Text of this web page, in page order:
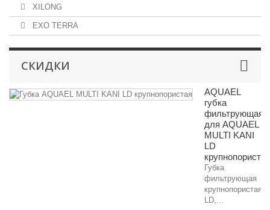
XILONG
EXO TERRA
СКИДКИ
AQUAEL
губка
фильтрующая
для AQUAEL
MULTI KANI
LD
крупнопористая
Губка
фильтрующая
крупнопористая
LD,...